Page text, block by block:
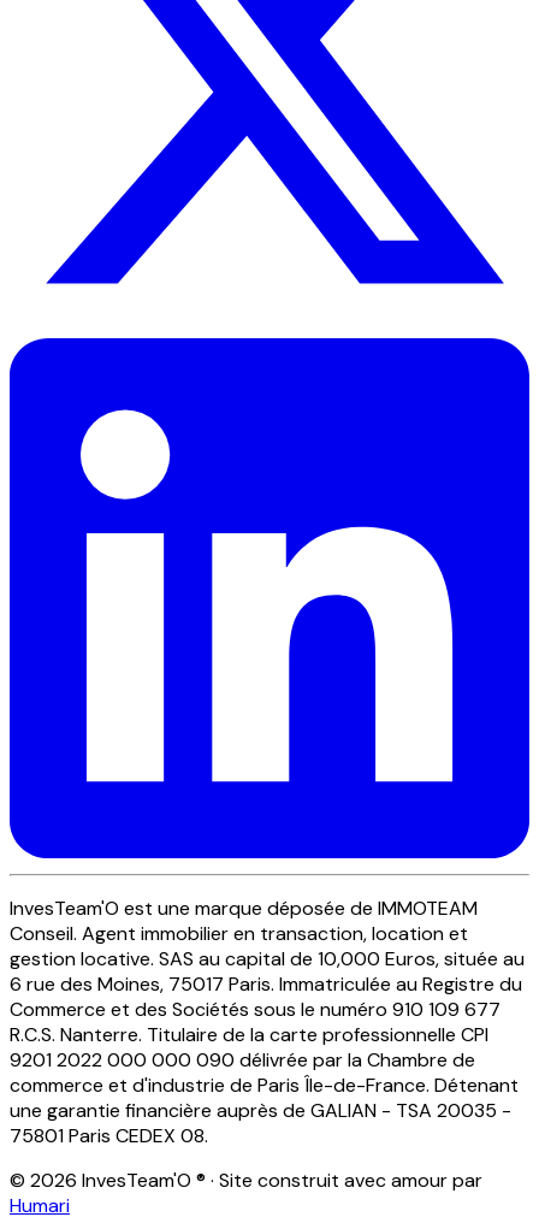
InvesTeam'O est une marque déposée de IMMOTEAM
Conseil. Agent immobilier en transaction, location et
gestion locative. SAS au capital de 10,000 Euros, située au
6 rue des Moines, 75017 Paris. Immatriculée au Registre du
Commerce et des Sociétés sous le numéro 910 109 677
R.C.S. Nanterre. Titulaire de la carte professionnelle CPI
9201 2022 000 000 090 délivrée par la Chambre de
commerce et d'industrie de Paris Île-de-France. Détenant
une garantie financière auprès de GALIAN - TSA 20035 -
75801 Paris CEDEX 08.
© 2026 InvesTeam'O ® · Site construit avec amour par
Humari